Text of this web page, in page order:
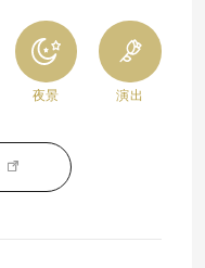
夜景 演出